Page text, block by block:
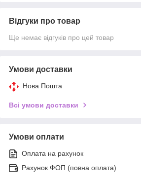
Відгуки про товар
Ще немає відгуків про цей товар
Умови доставки
Нова Пошта
Всі умови доставки
Умови оплати
Оплата на рахунок
Рахунок ФОП (повна оплата)